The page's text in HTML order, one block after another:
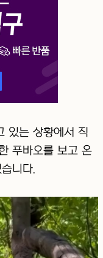
있는 상황에서 직
푸바오를 보고 온
니다.